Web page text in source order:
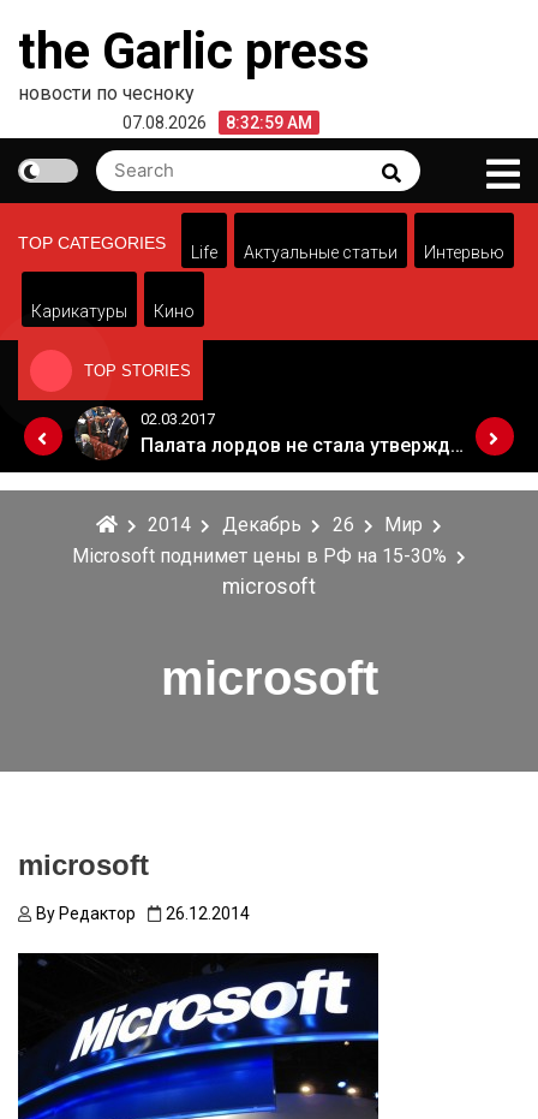
content
the Garlic press
новости по чесноку
07.08.2026 8:32:59 AM
Search
for:
Search
TOP CATEGORIES
Life Актуальные статьи Интервью
Карикатуры Кино
TOP STORIES
Когда Россия разрешит полеты в Грузию. Позиция Кремля
02.03.2017
Палата лордов не стала утверждать законопроект о "брексите"
2014 Декабрь 26
Мир
Microsoft поднимет цены в РФ на 15-30%
microsoft
microsoft
microsoft
By Редактор 26.12.2014